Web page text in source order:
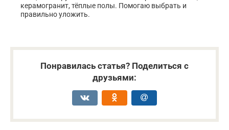
керамогранит, тёплые полы. Помогаю выбрать и
правильно уложить.
Понравилась статья? Поделиться с
друзьями: